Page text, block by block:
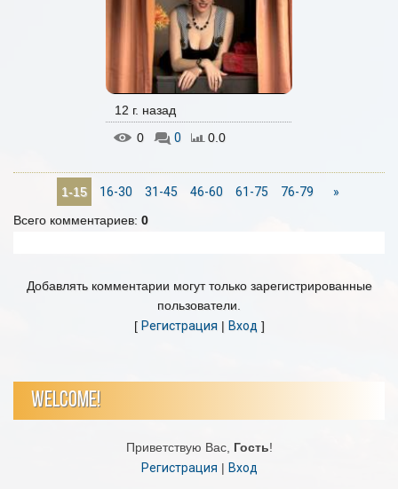
12 г. назад
0
0 0.0
1-15 16-30 31-45 46-60 61-75 76-79 »
Всего комментариев: 0
Добавлять комментарии могут только зарегистрированные
пользователи.
[ Регистрация| Вход ]
WELCOME!
Приветствую Вас, Гость!
Регистрация | Вход